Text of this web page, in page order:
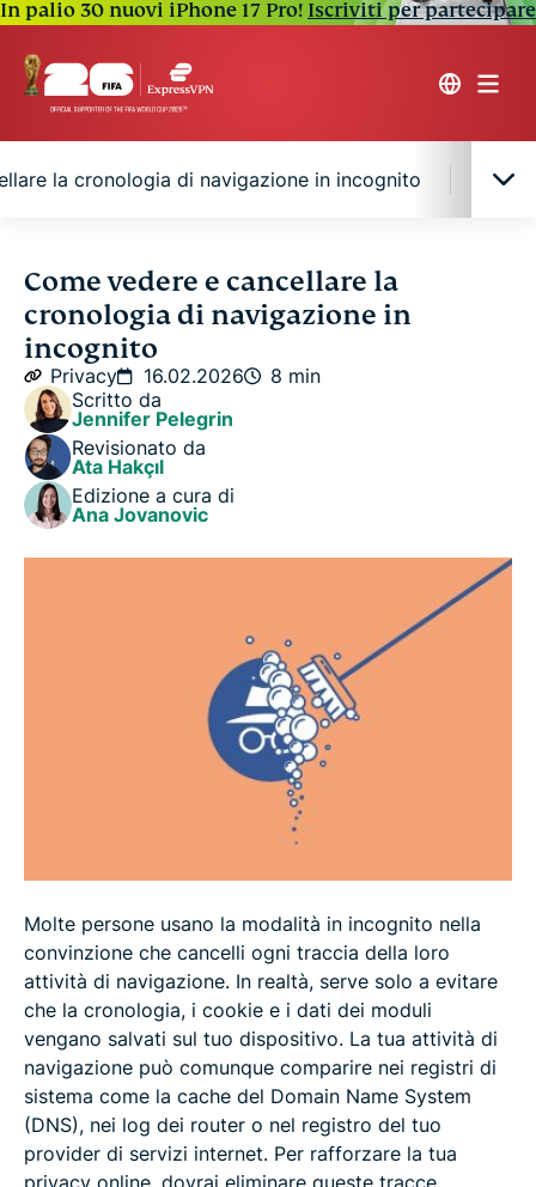
In palio 30 nuovi iPhone 17 Pro! Iscriviti per partecipare
la cronologia di navigazione in incognito
Come vedere la cronologia in incognito su
qualsiasi dispositivo
Come cancellare la cronologia di navigazione in
incognito
Come nascondere davvero la tua attività di
navigazione
Domande frequenti
Come vedere e cancellare la
cronologia di navigazione in
incognito
Privacy 16.02.2026
8 min
Scritto da
Jennifer Pelegrin
Revisionato da
Ata Hakçıl
Edizione a cura di
Ana Jovanovic
Molte persone usano la modalità in incognito nella
convinzione che cancelli ogni traccia della loro
attività di navigazione. In realtà, serve solo a evitare
che la cronologia, i cookie e i dati dei moduli
vengano salvati sul tuo dispositivo. La tua attività di
navigazione può comunque comparire nei registri di
sistema come la cache del Domain Name System
(DNS), nei log dei router o nel registro del tuo
provider di servizi internet. Per rafforzare la tua
privacy online, dovrai eliminare queste tracce.